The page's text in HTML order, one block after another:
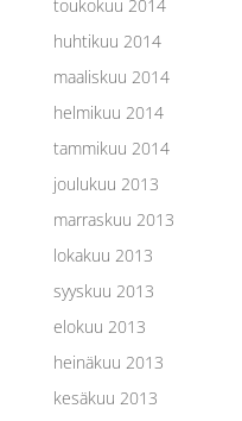
toukokuu 2014
huhtikuu 2014
maaliskuu 2014
helmikuu 2014
tammikuu 2014
joulukuu 2013
marraskuu 2013
lokakuu 2013
syyskuu 2013
elokuu 2013
heinäkuu 2013
kesäkuu 2013